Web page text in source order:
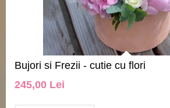
Bujori si Frezii - cutie cu flori
245,00 Lei